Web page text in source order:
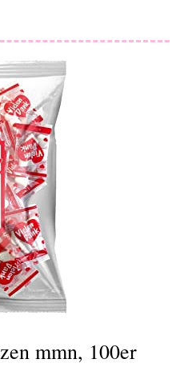
mmn, 100er